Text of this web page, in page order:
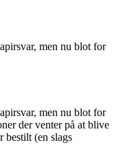
men nu blot for
men nu blot for
der venter på at blive
bestilt (en slags